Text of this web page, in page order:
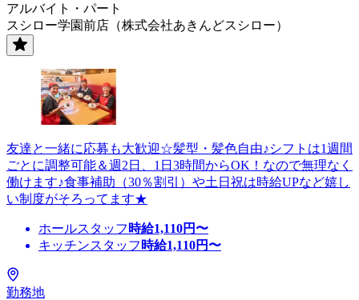
アルバイト・パート
スシロー学園前店（株式会社あきんどスシロー）
友達と一緒に応募も大歓迎☆髪型・髪色自由♪シフトは1週間
ごとに調整可能＆週2日、1日3時間からOK！なので無理なく
働けます♪食事補助（30％割引）や土日祝は時給UPなど嬉し
い制度がそろってます★
ホールスタッフ 時給1,110円〜
キッチンスタッフ 時給1,110円〜
勤務地